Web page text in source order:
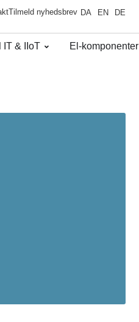
Tilmeld nyhedsbrev DA EN DE
IT & IIoT​ El-komponenter